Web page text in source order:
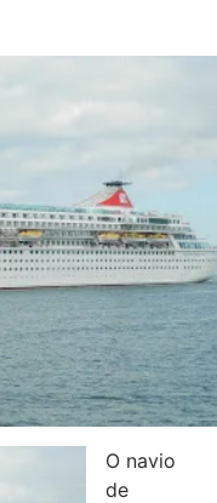
O navio
de